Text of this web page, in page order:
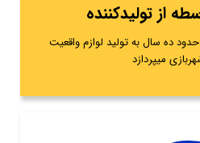
از تولیدکننده
ده سال به تولید لوازم واقعیت
میپردازد